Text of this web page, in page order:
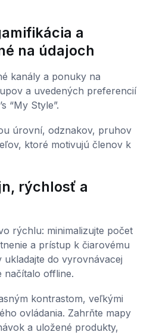
a
na údajoch
kanály a ponuky na
a uvedených preferencií
“My Style”.
úrovní, odznakov, pruhov
ktoré motivujú členov k
rýchlosť a
rýchlu: minimalizujte počet
a prístup k čiarovému
do vyrovnávacej
načítalo offline.
kontrastom, veľkými
ovládania. Zahrňte mapy
a uložené produkty,